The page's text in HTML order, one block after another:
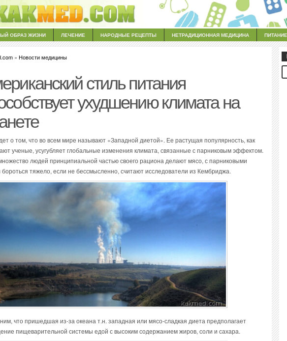
ОБРАЗ ЖИЗНИ ЛЕЧЕНИЕ НАРОДНЫЕ РЕЦЕПТЫ НЕТРАДИЦИОННАЯ МЕДИЦИНА ПИТАНИЕ
» Новости медицины
стиль питания
ухудшению климата на
о том, что во всем мире называют «Западной диетой». Ее растущая популярность, как
ученые, усугубляет глобальные изменения климата, связанные с парниковым эффектом.
людей принципиальной частью своего рациона делают мясо, с парниковыми
бороться тяжело, если не бессмысленно, считают исследователи из Кембриджа.
что пришедшая из-за океана т.н. западная или мясо-сладкая диета предполагает
пищеварительной системы едой с высоким содержанием жиров, соли и сахара.